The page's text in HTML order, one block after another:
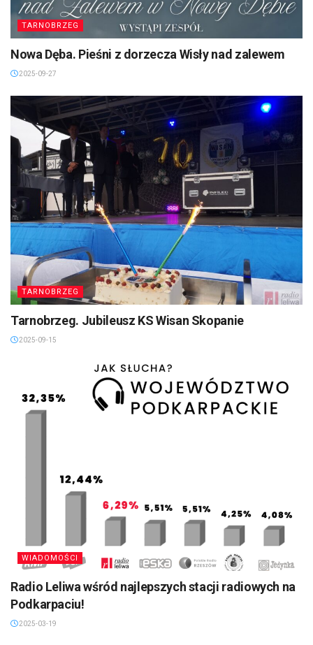
TARNOBRZEG
Nowa Dęba. Pieśni z dorzecza Wisły nad zalewem
2025-09-27
TARNOBRZEG
Tarnobrzeg. Jubileusz KS Wisan Skopanie
2025-09-15
WIADOMOŚCI
Radio Leliwa wśród najlepszych stacji radiowych na
Podkarpaciu!
2025-03-19